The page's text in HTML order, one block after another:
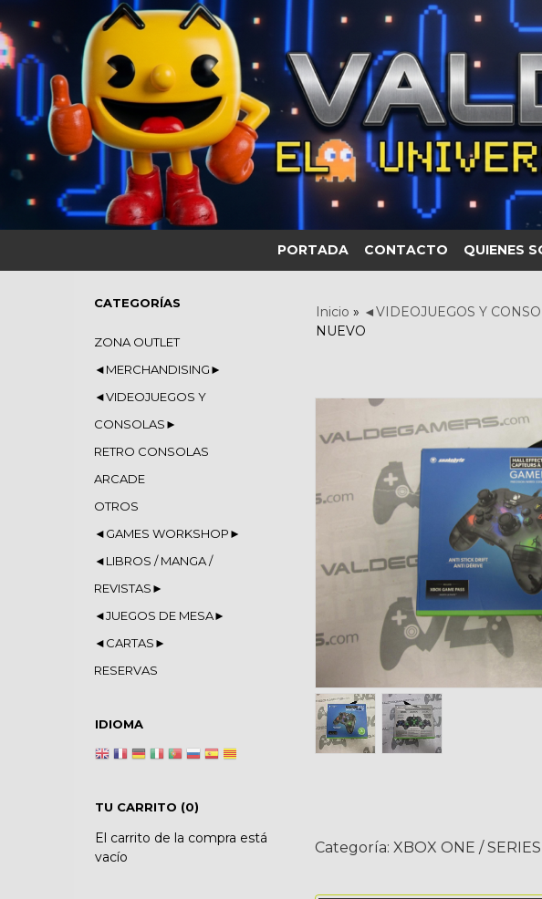
PORTADA CONTACTO QUIENES
CATEGORÍAS
ZONA OUTLET
◄MERCHANDISING►
◄VIDEOJUEGOS Y
CONSOLAS►
RETRO CONSOLAS
ARCADE
OTROS
◄GAMES WORKSHOP►
◄LIBROS / MANGA /
REVISTAS►
◄JUEGOS DE MESA►
◄CARTAS►
RESERVAS
IDIOMA
TU CARRITO (0)
El carrito de la compra está
vacío
Inicio » ◄VIDEOJUEGOS Y
NUEVO
Categoría: XBOX ONE / SERIES